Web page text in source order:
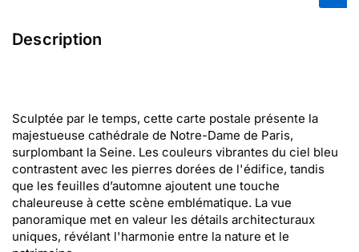
Description
Sculptée par le temps, cette carte postale présente la
majestueuse cathédrale de Notre-Dame de Paris,
surplombant la Seine. Les couleurs vibrantes du ciel bleu
contrastent avec les pierres dorées de l'édifice, tandis
que les feuilles d’automne ajoutent une touche
chaleureuse à cette scène emblématique. La vue
panoramique met en valeur les détails architecturaux
uniques, révélant l'harmonie entre la nature et le